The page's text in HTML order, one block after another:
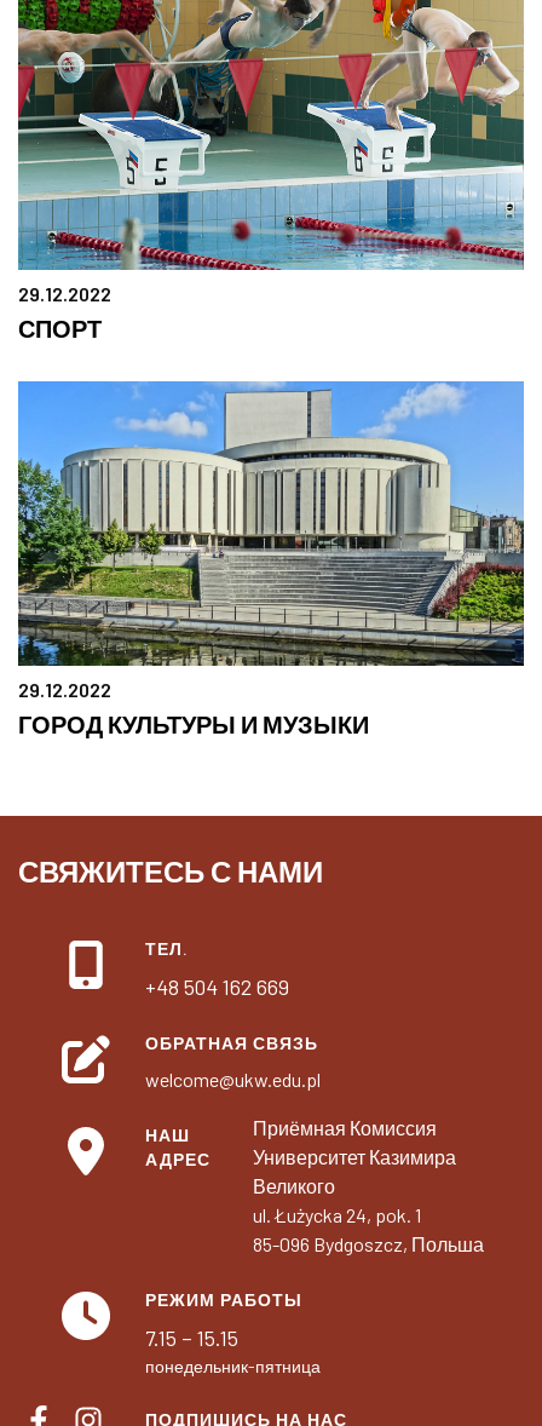
29.12.2022
СПОРТ
29.12.2022
ГОРОД КУЛЬТУРЫ И МУЗЫКИ
СВЯЖИТЕСЬ С НАМИ
ТЕЛ.
+48 504 162 669
ОБРАТНАЯ СВЯЗЬ
welcome@ukw.edu.pl
НАШ
АДРЕС
Приёмная Комиссия
Университет Казимира
Великого
ul. Łużycka 24, pok. 1
85-096 Bydgoszcz, Польша
РЕЖИМ РАБОТЫ
7.15 – 15.15
понедельник-пятница
ПОДПИШИСЬ НА НАС